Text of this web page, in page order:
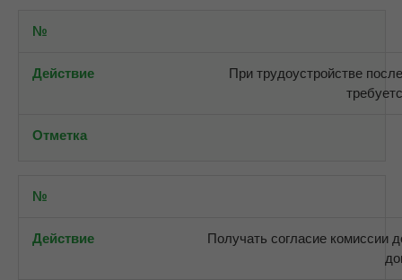
При трудоустройстве
Получать согласие комиссии